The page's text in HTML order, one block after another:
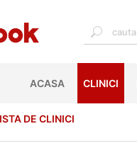
ACASA(CURRENT)
CLINICI
DE CLINICI